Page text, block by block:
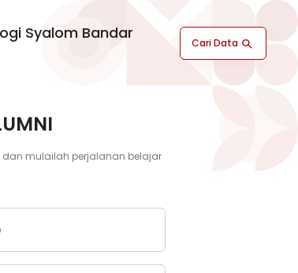
Syalom Bandar
Cari Data
dan mulailah perjalanan belajar